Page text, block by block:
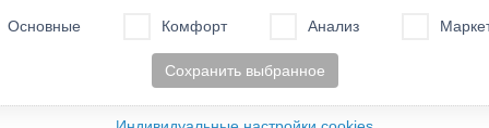
Очень рада буду помочь.
Основные Комфорт Анализ
Сохранить выбранное